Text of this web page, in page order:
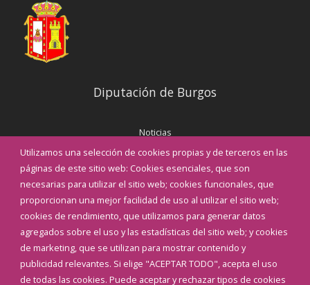
Utilizamos una selección de cookies propias y de terceros en las
páginas de este sitio web: Cookies esenciales, que son
necesarias para utilizar el sitio web; cookies funcionales, que
proporcionan una mejor facilidad de uso al utilizar el sitio web;
cookies de rendimiento, que utilizamos para generar datos
agregados sobre el uso y las estadísticas del sitio web; y cookies
de marketing, que se utilizan para mostrar contenido y
publicidad relevantes. Si elige "ACEPTAR TODO", acepta el uso
de todas las cookies. Puede aceptar y rechazar tipos de cookies
Diputación de Burgos
Noticias
Eventos
Corporación Municipal
Teléfonos de interés
INICIAR SESIÓN
MAPA WEB